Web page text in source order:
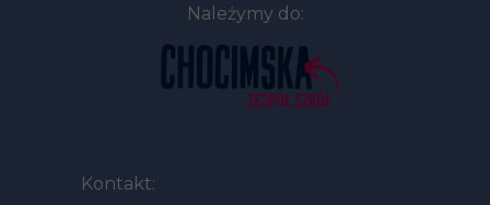
Należymy do:
Kontakt: